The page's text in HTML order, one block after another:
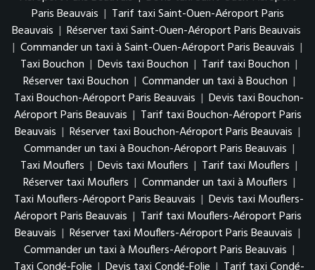
Paris Beauvais | Tarif taxi Saint-Ouen-Aéroport Paris
Beauvais | Réserver taxi Saint-Ouen-Aéroport Paris Beauvais
| Commander un taxi à Saint-Ouen-Aéroport Paris Beauvais |
Taxi Bouchon | Devis taxi Bouchon | Tarif taxi Bouchon |
Réserver taxi Bouchon | Commander un taxi à Bouchon |
Taxi Bouchon-Aéroport Paris Beauvais | Devis taxi Bouchon-
Aéroport Paris Beauvais | Tarif taxi Bouchon-Aéroport Paris
Beauvais | Réserver taxi Bouchon-Aéroport Paris Beauvais |
Commander un taxi à Bouchon-Aéroport Paris Beauvais |
Taxi Mouflers | Devis taxi Mouflers | Tarif taxi Mouflers |
Réserver taxi Mouflers | Commander un taxi à Mouflers |
Taxi Mouflers-Aéroport Paris Beauvais | Devis taxi Mouflers-
Aéroport Paris Beauvais | Tarif taxi Mouflers-Aéroport Paris
Beauvais | Réserver taxi Mouflers-Aéroport Paris Beauvais |
Commander un taxi à Mouflers-Aéroport Paris Beauvais |